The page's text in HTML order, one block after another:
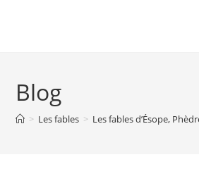
Blog
> Les fables > Les fables d’Ésope,